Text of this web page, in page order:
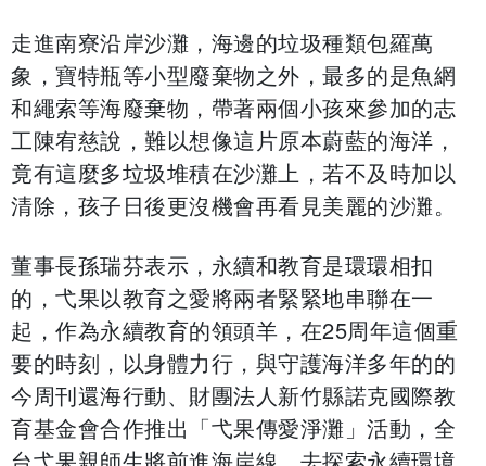
走進南寮沿岸沙灘，海邊的垃圾種類包羅萬
象，寶特瓶等小型廢棄物之外，最多的是魚網
和繩索等海廢棄物，帶著兩個小孩來參加的志
工陳宥慈說，難以想像這片原本蔚藍的海洋，
竟有這麼多垃圾堆積在沙灘上，若不及時加以
清除，孩子日後更沒機會再看見美麗的沙灘。
董事長孫瑞芬表示，永續和教育是環環相扣
的，弋果以教育之愛將兩者緊緊地串聯在一
起，作為永續教育的領頭羊，在25周年這個重
要的時刻，以身體力行，與守護海洋多年的的
今周刊還海行動、財團法人新竹縣諾克國際教
育基金會合作推出「弋果傳愛淨灘」活動，全